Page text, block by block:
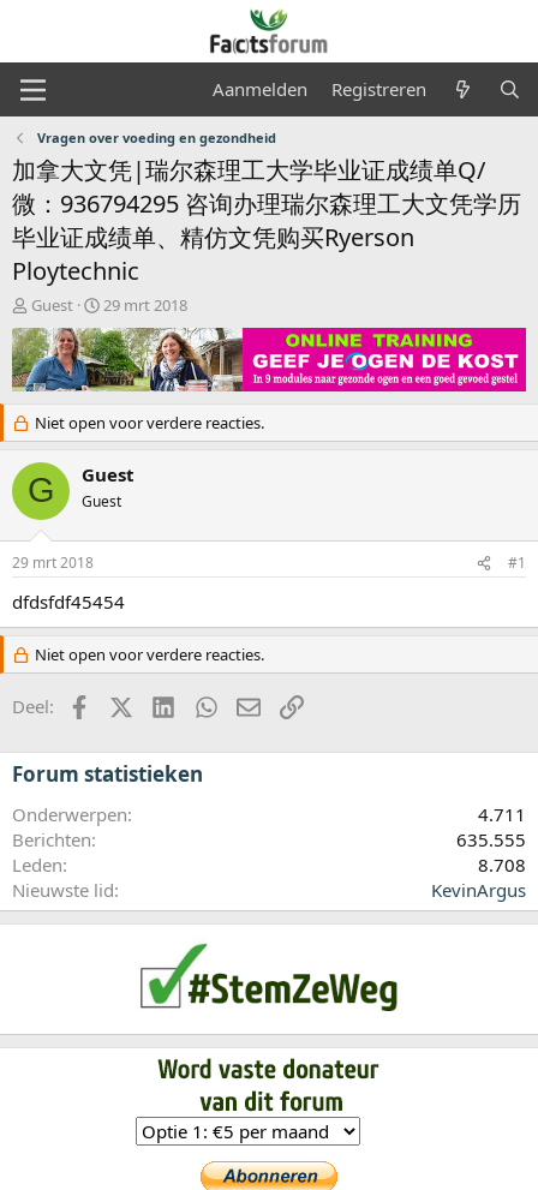
Aanmelden Registreren
Vragen over voeding en gezondheid
加拿大文凭|瑞尔森理工大学毕业证成绩单Q/
微：936794295 咨询办理瑞尔森理工大文凭学历
毕业证成绩单、精仿文凭购买Ryerson
Ploytechnic
O
n
d
e
r
e
p
s
t
a
r
t
e
r
Guest
S
t
a
r
t
a
u
m
29 mrt 2018
Niet open voor verdere reacties.
G Guest
Guest
29 mrt 2018 #1
dfdsfdf45454
Niet open voor verdere reacties.
Deel: FacebookX (Twitter)LinkedInWhatsApp
E-mailkoppeling
Forum statistieken
Onderwerpen
4.711
Berichten
635.555
Leden
8.708
Nieuwste lid
KevinArgus